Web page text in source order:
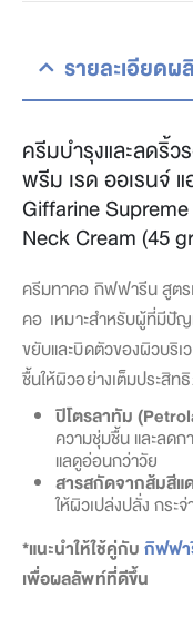
รายละเอียด
ครีมบำรุงและลดริ้
พรีม เรด ออเรนจ์
Giffarine
Neck Cream (45
ครีมทาคอ กิฟฟารีน สูตร
คอ เหมาะสำหรับผู้ที่มีปัญ
ขยับและบิดตัวของผิวบริ
ชื้นให้ผิวอย่างเต็มประสิ
ปิโตรลาทัม
ความชุ่มชื้น และลด
แลดูอ่อนกว่าวัย
สารสกัดจากส้มสีแ
ให้ผิวเปล่งปลั่ง กระ
*แนะนำให้ใช้คู่กับกิฟฟา
เพื่อผลลัพท์ที่ดีขึ้น